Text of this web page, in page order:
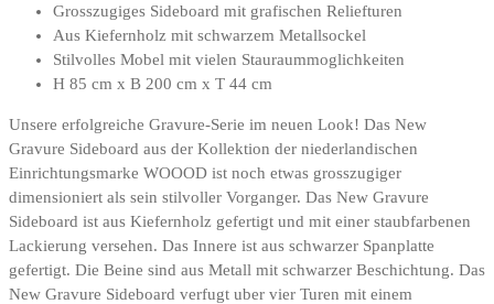
Grosszugiges Sideboard mit grafischen Reliefturen
Aus Kiefernholz mit schwarzem Metallsockel
Stilvolles Mobel mit vielen Stauraummoglichkeiten
H 85 cm x B 200 cm x T 44 cm
Unsere erfolgreiche Gravure-Serie im neuen Look! Das New
Gravure Sideboard aus der Kollektion der niederlandischen
Einrichtungsmarke WOOOD ist noch etwas grosszugiger
dimensioniert als sein stilvoller Vorganger. Das New Gravure
Sideboard ist aus Kiefernholz gefertigt und mit einer staubfarbenen
Lackierung versehen. Das Innere ist aus schwarzer Spanplatte
gefertigt. Die Beine sind aus Metall mit schwarzer Beschichtung. Das
New Gravure Sideboard verfugt uber vier Turen mit einem